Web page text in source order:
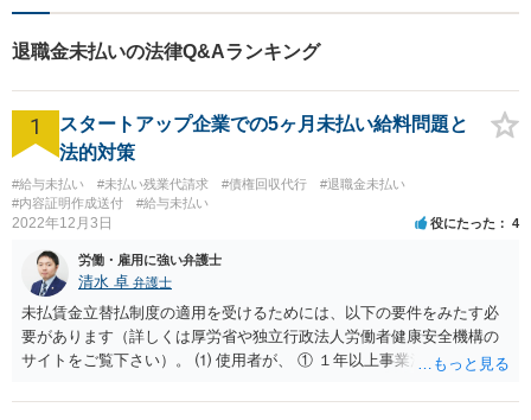
クライアントの話を丁寧に聞
き、意思疎通を測った上で最
適な解決策を提示します。
退職金未払いの法律Q&Aランキング
1
スタートアップ企業での5ヶ月未払い給料問題と
法的対策
#給与未払い #未払い残業代請求 #債権回収代行
#退職金未払い
#内容証明作成送付
#給与未払い
2022年12月3日 役にたった 4
労働・雇用に強い弁護士
清水 卓 弁護士
未払賃金立替払制度の適用を受けるためには、以下の要件をみたす必
要があります（詳しくは厚労省や独立行政法人労働者健康安全機構の
サイトをご覧下さい）。 ⑴ 使用者が、 ① １年以上事業活動を行って
産管財人等に倒産の事実等を証明してもらう必要あり。 •事実上の倒産